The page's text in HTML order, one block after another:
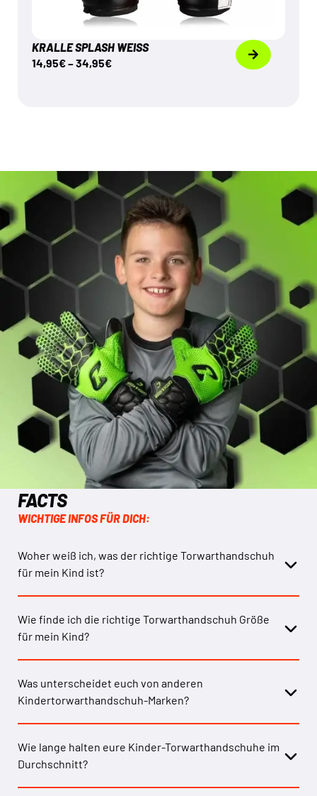
KRALLE SPLASH WEISS
14,95€–34,95€
FACTS
WICHTIGE INFOS FÜR DICH:
Woher weiß ich, was der richtige Torwarthandschuh
für mein Kind ist?
Wie finde ich die richtige Torwarthandschuh Größe
für mein Kind?
Was unterscheidet euch von anderen
Kindertorwarthandschuh-Marken?
Wie lange halten eure Kinder-Torwarthandschuhe im
Durchschnitt?